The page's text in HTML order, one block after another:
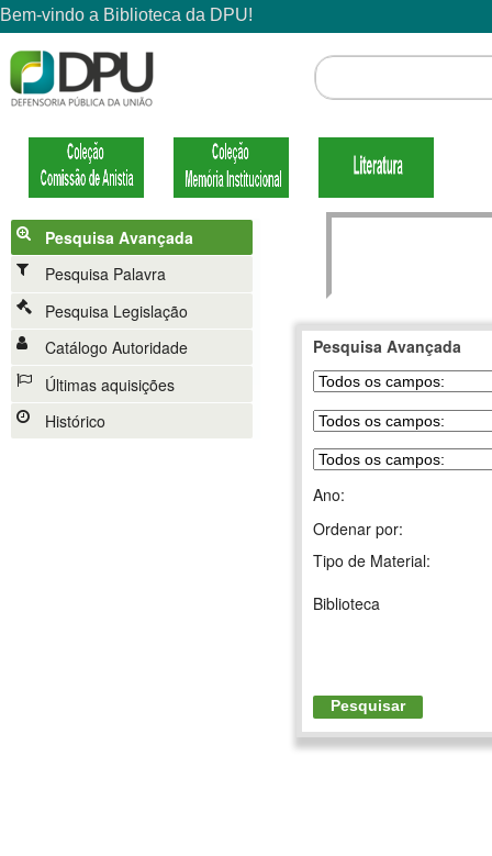
Pesquisa Avançada
Pesquisa Palavra
Pesquisa Legislação
Catálogo Autoridade
Últimas aquisições
Histórico
Pesquisa Avançada
Ano:
Ordenar por:
Tipo de Material:
Biblioteca
Pesquisar